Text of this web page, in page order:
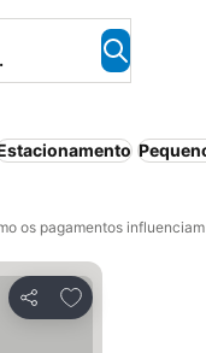
os pagamentos
Partilhar
Adicionar aos